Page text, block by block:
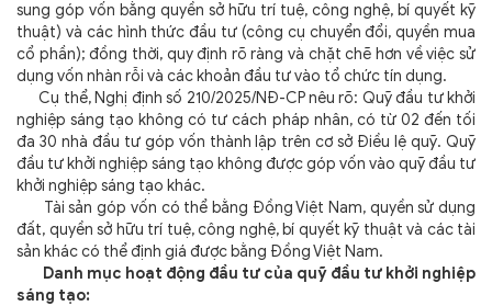
sung góp vốn bằng quyền sở hữu trí tuệ, công nghệ, bí quyết kỹ
thuật) và các hình thức đầu tư (công cụ chuyển đổi, quyền mua
cổ phần); đồng thời, quy định rõ ràng và chặt chẽ hơn về việc sử
dụng vốn nhàn rỗi và các khoản đầu tư vào tổ chức tín dụng.
Cụ thể, Nghị định số 210/2025/NĐ-CP nêu rõ: Quỹ đầu tư khởi
nghiệp sáng tạo không có tư cách pháp nhân, có từ 02 đến tối
đa 30 nhà đầu tư góp vốn thành lập trên cơ sở Điều lệ quỹ. Quỹ
đầu tư khởi nghiệp sáng tạo không được góp vốn vào quỹ đầu tư
khởi nghiệp sáng tạo khác.
Tài sản góp vốn có thể bằng Đồng Việt Nam, quyền sử dụng
đất, quyền sở hữu trí tuệ, công nghệ, bí quyết kỹ thuật và các tài
sản khác có thể định giá được bằng Đồng Việt Nam.
Danh mục hoạt động đầu tư của quỹ đầu tư khởi nghiệp
sáng tạo: